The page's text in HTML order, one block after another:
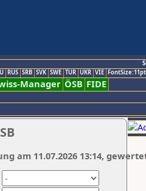
RUS SRB SVK SWE TUR UKR VIE FontSize:11pt
Manager ÖSB FIDE
am 11.07.2026 13:14,